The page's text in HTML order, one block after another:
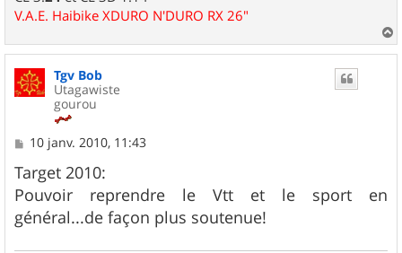
V.A.E. Haibike XDURO N'DURO RX 26"
a
Tgv Bob
Utagawiste
gourou
M
s
s
a
g
e
10 janv. 2010, 11:43
Target 2010:
Pouvoir reprendre le Vtt et le sport en
général...de façon plus soutenue!